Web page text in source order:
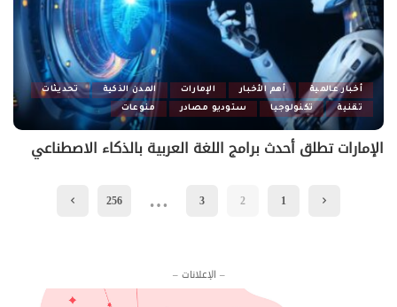
أخبار عالمية أهم الأخبار الإمارات المدن الذكية
تحديثات
تقنية
تكنولوجيا ستوديو مصادر منوعات
الإمارات تطلق أحدث برامج اللغة العربية بالذكاء الاصطناعي
1
2
3
…
256
– الإعلانات –